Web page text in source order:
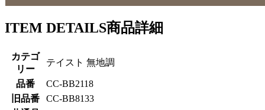
ITEM DETAILS商品詳細
カテゴ
リー
テイスト 無地調
品番
CC-BB2118
旧品番
CC-BB8133